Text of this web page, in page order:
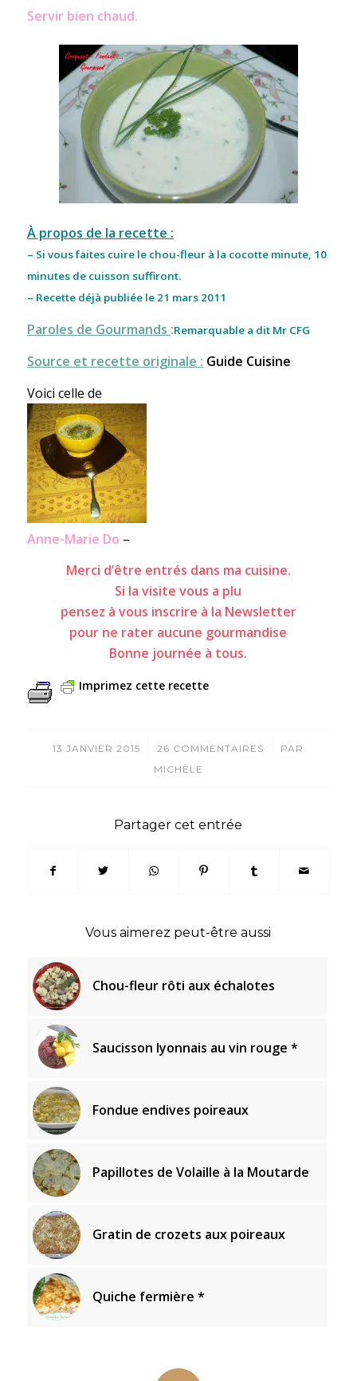
Servir bien chaud.
À propos de la recette :
– Si vous faites cuire le chou-fleur à la cocotte minute, 10
minutes de cuisson suffiront.
– Recette déjà publiée le 21 mars 2011
Paroles de Gourmands :Remarquable a dit Mr CFG
Source et recette originale : Guide Cuisine
Voici celle de
Anne-Marie Do –
Merci d’être entrés dans ma cuisine.
Si la visite vous a plu
pensez à vous inscrire à la Newsletter
pour ne rater aucune gourmandise
Bonne journée à tous.
Imprimez cette recette
13 JANVIER 2015
/ 26 COMMENTAIRES
/
PAR
MICHÈLE
Partager cet entrée
Vous aimerez peut-être aussi
Chou-fleur rôti aux échalotes
Saucisson lyonnais au vin rouge *
Fondue endives poireaux
Papillotes de Volaille à la Moutarde
Gratin de crozets aux poireaux
Quiche fermière *